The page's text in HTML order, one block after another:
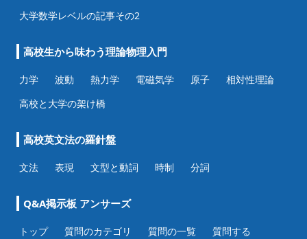
大学数学レベルの記事その2
高校生から味わう理論物理入門
力学 波動 熱力学 電磁気学 原子
相対性理論
高校と大学の架け橋
高校英文法の羅針盤
文法 表現 文型と動詞 時制 分詞
Q&A掲示板 アンサーズ
トップ 質問のカテゴリ 質問の一覧 質問する